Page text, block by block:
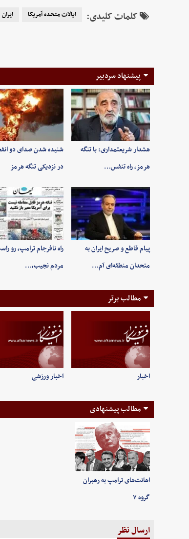
کلمات کلیدی: ایالات متحده آمریکا ایران
پیشنهاد سردبیر
هشدار شریعتمداری: با تنگه
هرمز، راه تنفس…
شنیده شدن صدای دو
در نزدیکی تنگه هرمز
پیام قاطع و صریح ایران به
متحدان منطقه‌ای آم…
راه نافرجام ترامپ، رو
مردم نجیب،…
مطالب برتر
اخبار اخبار ورزشی
مطالب پیشنهادی
اهانت‌های ترامپ به رهبران
گروه ۷
ارسال نظر